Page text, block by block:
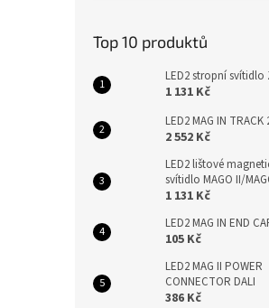
Top 10 produktů
LED2 stropní svítidlo
1 131 Kč
LED2 MAG IN TRACK
2 552 Kč
LED2 lištové
svítidlo MAGO II/
1 131 Kč
LED2 MAG IN END
105 Kč
LED2 MAG II POWER
CONNECTOR DALI
386 Kč